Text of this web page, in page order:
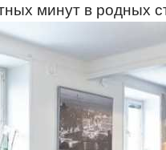
минут в родных